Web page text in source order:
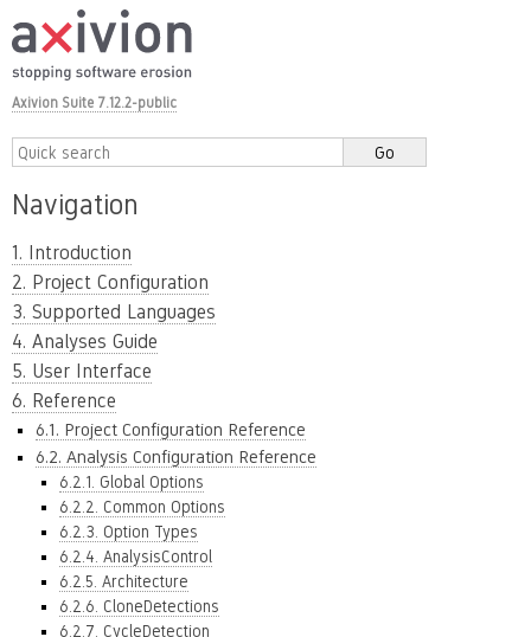
Axivion Suite 7.12.2-public
Navigation
1. Introduction
2. Project Configuration
3. Supported Languages
4. Analyses Guide
5. User Interface
6. Reference
6.1. Project Configuration Reference
6.2. Analysis Configuration Reference
6.2.1. Global Options
6.2.2. Common Options
6.2.3. Option Types
6.2.4. AnalysisControl
6.2.5. Architecture
6.2.6. CloneDetections
6.2.7. CycleDetection